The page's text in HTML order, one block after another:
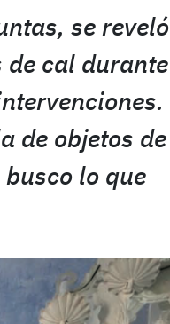
se reveló
de cal durante
de objetos de
lo que